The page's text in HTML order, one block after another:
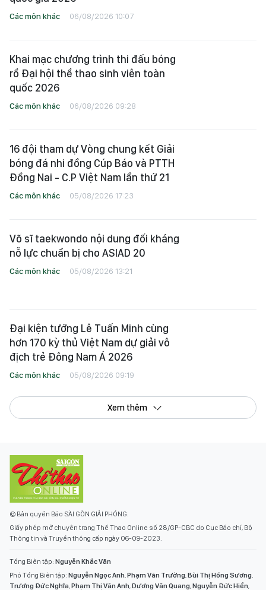
Các môn khác 06/08/2026 10:07
Khai mạc chương trình thi đấu bóng
rổ Đại hội thể thao sinh viên toàn
quốc 2026
Các môn khác 06/08/2026 09:28
16 đội tham dự Vòng chung kết Giải
bóng đá nhi đồng Cúp Báo và PTTH
Đồng Nai - C.P Việt Nam lần thứ 21
Các môn khác 05/08/2026 17:23
Võ sĩ taekwondo nội dung đối kháng
nỗ lực chuẩn bị cho ASIAD 20
Các môn khác 05/08/2026 13:21
Đại kiện tướng Lê Tuấn Minh cùng
hơn 170 kỳ thủ Việt Nam dự giải vô
địch trẻ Đông Nam Á 2026
Các môn khác 05/08/2026 09:19
Xem thêm
© Bản quyền Báo SÀI GÒN GIẢI PHÓNG.
Giấy phép mở chuyên trang Thể Thao Online số 28/GP-CBC do Cục Báo chí, Bộ
Thông tin và Truyền thông cấp ngày 06-09-2023.
Tổng Biên tập: Nguyễn Khắc Văn
Phó Tổng Biên tập: Nguyễn Ngọc Anh,Phạm Văn Trường,Bùi Thị Hồng Sương,
Trương Đức Nghĩa,Phạm Thị Vân Anh,Dương Văn Quang,Nguyễn Đức Hiển,